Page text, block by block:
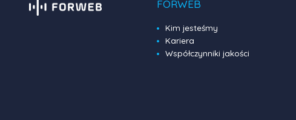
FORWEB
Kim jesteśmy
Kariera
Współczynniki jakości